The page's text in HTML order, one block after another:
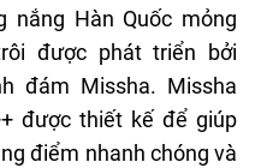
nắng Hàn Quốc mỏng
được phát triển bởi
đám Missha. Missha
được thiết kế để giúp
điểm nhanh chóng và